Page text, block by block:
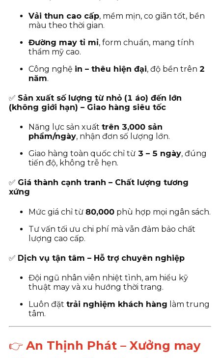
Vải thun cao cấp, mềm mịn, co giãn tốt, bền
màu theo thời gian.
Đường may tỉ mỉ, form chuẩn, mang tính
thẩm mỹ cao.
Công nghệ in – thêu hiện đại, độ bền trên 2
năm.
✅ Sản xuất số lượng từ nhỏ (1 áo) đến lớn
(không giới hạn) – Giao hàng siêu tốc
Năng lực sản xuất trên 3,000 sản
phẩm/ngày, nhận đơn số lượng lớn.
Giao hàng toàn quốc chỉ từ 3 – 5 ngày, đúng
tiến độ, không trễ hẹn.
✅ Giá thành cạnh tranh – Chất lượng tương
xứng
Mức giá chỉ từ 80,000 phù hợp mọi ngân sách.
Tư vấn tối ưu chi phí mà vẫn đảm bảo chất
lượng cao cấp.
✅ Dịch vụ tận tâm – Hỗ trợ chuyên nghiệp
Đội ngũ nhân viên nhiệt tình, am hiểu kỹ
thuật may và xu hướng thời trang.
Luôn đặt trải nghiệm khách hàng làm trung
tâm.
👉 An Thịnh Phát – Xưởng may